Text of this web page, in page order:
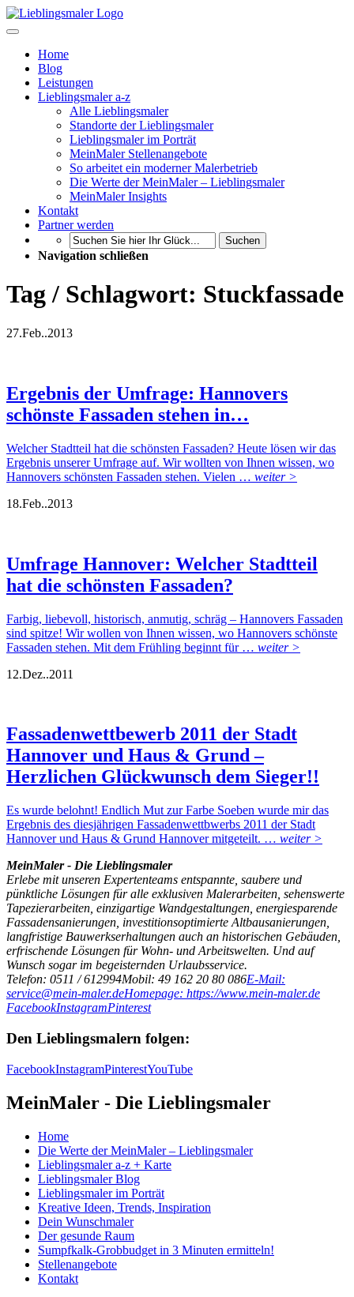
Home
Blog
Leistungen
Lieblingsmaler a-z
Alle Lieblingsmaler
Standorte der Lieblingsmaler
Lieblingsmaler im Porträt
MeinMaler Stellenangebote
So arbeitet ein moderner Malerbetrieb
Die Werte der MeinMaler – Lieblingsmaler
MeinMaler Insights
Kontakt
Partner werden
Suchen
Navigation schließen
Tag / Schlagwort: Stuckfassade
27.Feb..2013
Ergebnis der Umfrage: Hannovers
schönste Fassaden stehen in…
Welcher Stadtteil hat die schönsten Fassaden? Heute lösen wir das
Ergebnis unserer Umfrage auf. Wir wollten von Ihnen wissen, wo
Hannovers schönsten Fassaden stehen. Vielen … weiter >
18.Feb..2013
Umfrage Hannover: Welcher Stadtteil
hat die schönsten Fassaden?
Farbig, liebevoll, historisch, anmutig, schräg – Hannovers Fassaden
sind spitze! Wir wollen von Ihnen wissen, wo Hannovers schönste
Fassaden stehen. Mit dem Frühling beginnt für … weiter >
12.Dez..2011
Fassadenwettbewerb 2011 der Stadt
Hannover und Haus & Grund –
Herzlichen Glückwunsch dem Sieger!!
Es wurde belohnt! Endlich Mut zur Farbe Soeben wurde mir das
Ergebnis des diesjährigen Fassadenwettbwerbs 2011 der Stadt
Hannover und Haus & Grund Hannover mitgeteilt. … weiter >
MeinMaler - Die Lieblingsmaler
Erlebe mit unseren Expertenteams entspannte, saubere und
pünktliche Lösungen für alle exklusiven Malerarbeiten, sehenswerte
Tapezierarbeiten, einzigartige Wandgestaltungen, energiesparende
Fassadensanierungen, investitionsoptimierte Altbausanierungen,
langfristige Bauwerkserhaltungen auch an historischen Gebäuden,
erfrischende Lösungen für Wohn- und Arbeitswelten. Und auf
Wunsch sogar im begeisternden Urlaubsservice.
Telefon: 0511 / 612994Mobil: 49 162 20 80 086E-Mail:
service@mein-maler.deHomepage: https://www.mein-maler.de
FacebookInstagramPinterest
Den Lieblingsmalern folgen:
FacebookInstagramPinterestYouTube
MeinMaler - Die Lieblingsmaler
Home
Die Werte der MeinMaler – Lieblingsmaler
Lieblingsmaler a-z + Karte
Lieblingsmaler Blog
Lieblingsmaler im Porträt
Kreative Ideen, Trends, Inspiration
Dein Wunschmaler
Der gesunde Raum
Sumpfkalk-Grobbudget in 3 Minuten ermitteln!
Stellenangebote
Kontakt